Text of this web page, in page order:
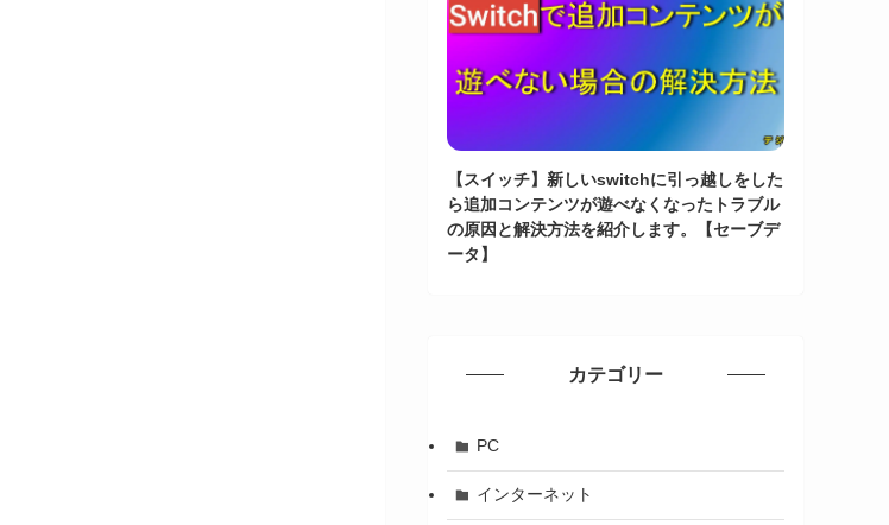
【スイッチ】新しいswitchに引っ越しをした
ら追加コンテンツが遊べなくなったトラブル
の原因と解決方法を紹介します。【セーブデ
ータ】
カテゴリー
PC
インターネット